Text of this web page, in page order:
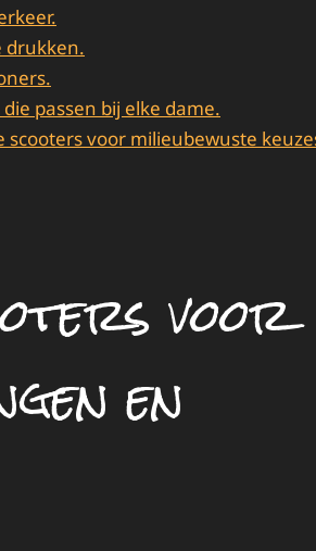
drukken.
passen bij elke dame.
voor milieubewuste
voor
en